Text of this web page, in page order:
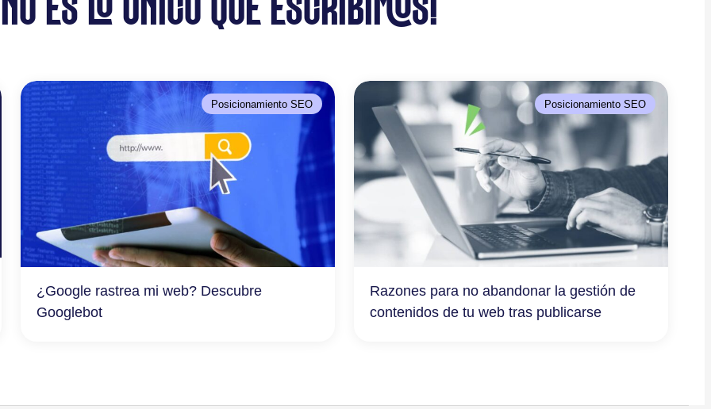
ES LO ÚNICO QUE ESCRIBIMOS!
Posicionamiento SEO
¿Google rastrea mi web? Descubre
Googlebot
Posicionamiento SEO
Razones para no abandonar la gestión de
contenidos de tu web tras publicarse